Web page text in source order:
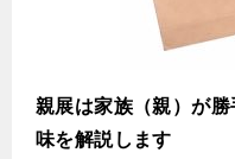
親展は家族（親）が
味を解説します